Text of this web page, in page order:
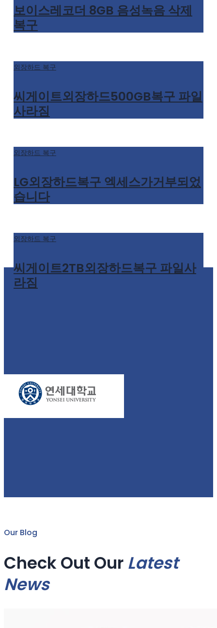
보이스레코더 8GB 음성녹음 삭제
복구
외장하드 복구
씨게이트외장하드500GB복구 파일
사라짐
외장하드 복구
LG외장하드복구 엑세스가거부되었
습니다
외장하드 복구
씨게이트2TB외장하드복구 파일사
라짐
Our Blog
Check Out Our Latest
News